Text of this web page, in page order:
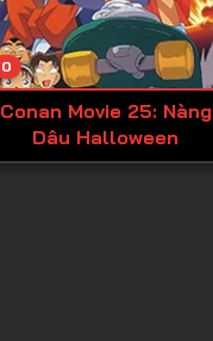
0
Conan Movie 25: Nàng
Dâu Halloween